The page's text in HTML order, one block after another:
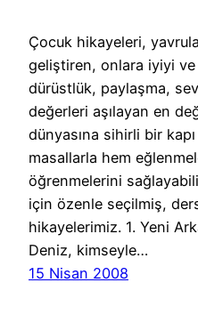
Çocuk hikayeleri,
geliştiren, onlara iyiyi
dürüstlük, paylaşma,
değerleri aşılayan en
dünyasına sihirli bir
masallarla hem
öğrenmelerini
için özenle seçilmiş,
hikayelerimiz. 1. Yeni
Deniz, kimseyle…
15 Nisan 2008